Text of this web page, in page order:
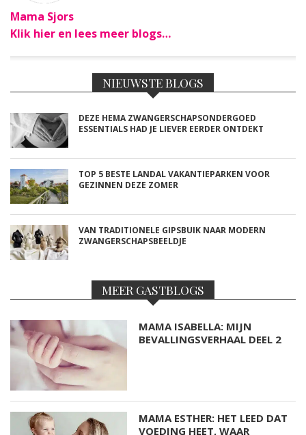
Mama Sjors
Klik hier en lees meer blogs…
NIEUWSTE BLOGS
DEZE HEMA ZWANGERSCHAPSONDERGOED
ESSENTIALS HAD JE LIEVER EERDER ONTDEKT
TOP 5 BESTE LANDAL VAKANTIEPARKEN VOOR
GEZINNEN DEZE ZOMER
VAN TRADITIONELE GIPSBUIK NAAR MODERN
ZWANGERSCHAPSBEELDJE
MEER GASTBLOGS
MAMA ISABELLA: MIJN
BEVALLINGSVERHAAL DEEL 2
MAMA ESTHER: HET LEED DAT
VOEDING HEET, WAAR